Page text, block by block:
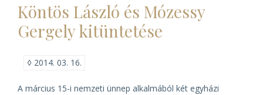
Budapesten)
Köntös László és Mózessy
Gergely kitüntetése
◊ 2014. 03. 16.
A március 15-i nemzeti ünnep alkalmából két egyházi